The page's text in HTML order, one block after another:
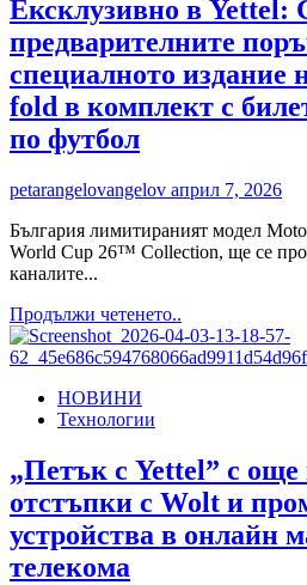
QNED
evo
Mini
LED
2026,
115-
модел
Ексклузивно в Yettel:
предварителните
специалното
fold в комплект с
по футбол
petarangelovangelov април 7, 2026
България лимитираният модел
World Cup 26™ Collection, ще се
каналите...
Продължи четенето..
more
about
на
поръчки
на
специалното
НОВИНИ
Технологии
„Петък с Yettel” с още
отстъпки с Wolt и
устройства в онлайн
телекома